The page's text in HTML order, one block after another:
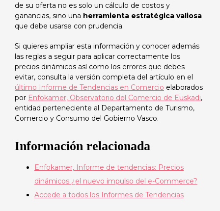
de su oferta no es solo un cálculo de costos y
ganancias, sino una herramienta estratégica valiosa
que debe usarse con prudencia.
Si quieres ampliar esta información y conocer además
las reglas a seguir para aplicar correctamente los
precios dinámicos así como los errores que debes
evitar, consulta la versión completa del artículo en el
último Informe de Tendencias en Comercio elaborados
por Enfokamer, Observatorio del Comercio de Euskadi,
entidad perteneciente al Departamento de Turismo,
Comercio y Consumo del Gobierno Vasco.
Información relacionada
Enfokamer, Informe de tendencias: Precios
dinámicos ¿el nuevo impulso del e-Commerce?
Accede a todos los Informes de Tendencias